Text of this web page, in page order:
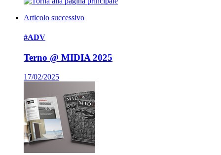
Articolo successivo
#ADV
Terno @ MIDIA 2025
17/02/2025